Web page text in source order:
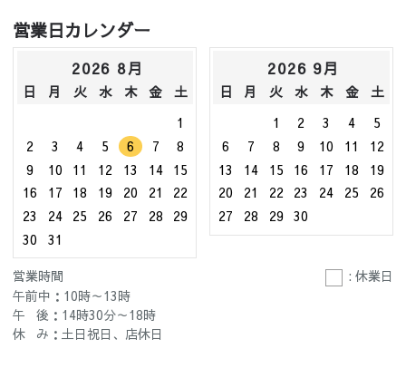
営業日カレンダー
2026 8月
日 月 火 水 木 金
土
1
2
3 4 5 6 7
8
9
10 11 12 13 14
15
16
17 18 19 20 21
22
23
24 25 26 27 28
29
30
31
2026 9月
日 月 火 水 木 金
土
1
2 3 4
5
6
7 8 9 10 11
12
13
14 15 16 17 18
19
20
21 22 23 24 25
26
27
28 29 30
営業時間
: 休業日
午前中：10時～13時
午 後：14時30分～18時
休 み：土日祝日、店休日